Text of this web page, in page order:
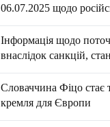
06.07.2025 щодо
Інформація щодо
внаслідок санкцій,
Словаччина Фіцо стає
кремля для Європи